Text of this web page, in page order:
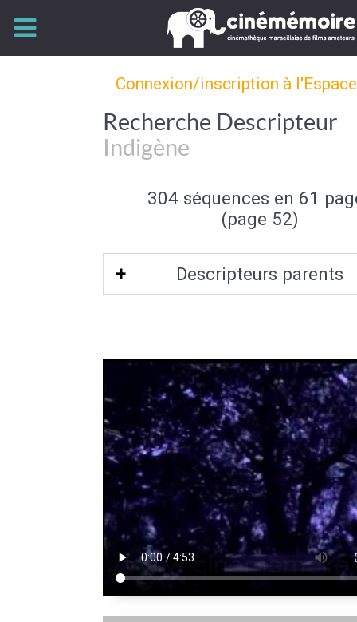
Connexion/inscription à
Recherche Descripteur
Indigène
304 séquences en 61
(page 52)
Descripteurs parents